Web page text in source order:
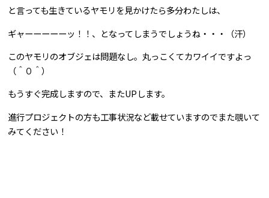
と言っても生きているヤモリを見かけたら多分わたしは、
ギャーーーーーッ！！、となってしまうでしょうね・・・（汗）
このヤモリのオブジェは問題なし。丸っこくてカワイイですよっ
（＾０＾）
もうすぐ完成しますので、またUPします。
進行プロジェクトの方も工事状況など載せていますのでまた覗いて
みてください！